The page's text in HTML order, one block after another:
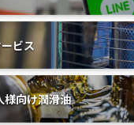
ビス
様向け潤滑油